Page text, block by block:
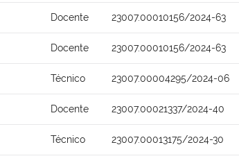
Docente 23007.00010156/2024-63
Docente 23007.00010156/2024-63
Técnico 23007.00004295/2024-06
Docente 23007.00021337/2024-40
Técnico 23007.00013175/2024-30